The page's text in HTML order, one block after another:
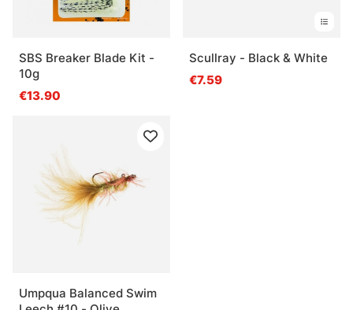
SBS Breaker Blade Kit -
10g
€13.90
Scullray - Black & White
€7.59
Umpqua Balanced Swim